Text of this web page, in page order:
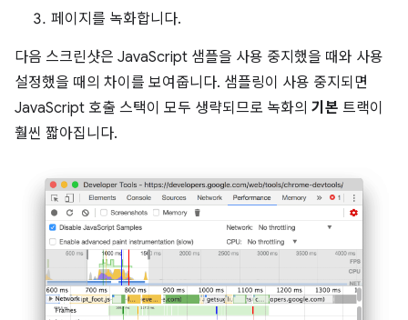
페이지를 녹화합니다.
다음 스크린샷은 JavaScript 샘플을 사용 중지했을 때와 사용
설정했을 때의 차이를 보여줍니다. 샘플링이 사용 중지되면
JavaScript 호출 스택이 모두 생략되므로 녹화의 기본 트랙이
훨씬 짧아집니다.